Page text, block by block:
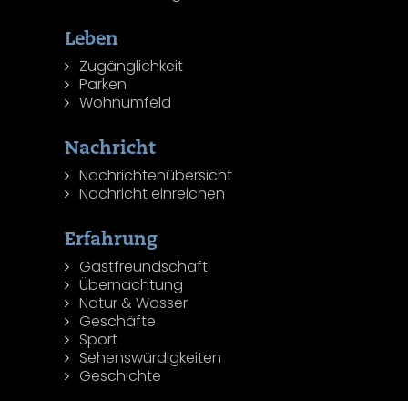
Leben
Zugänglichkeit
Parken
Wohnumfeld
Nachricht
Nachrichtenübersicht
Nachricht einreichen
Erfahrung
Gastfreundschaft
Übernachtung
Natur & Wasser
Geschäfte
Sport
Sehenswürdigkeiten
Geschichte